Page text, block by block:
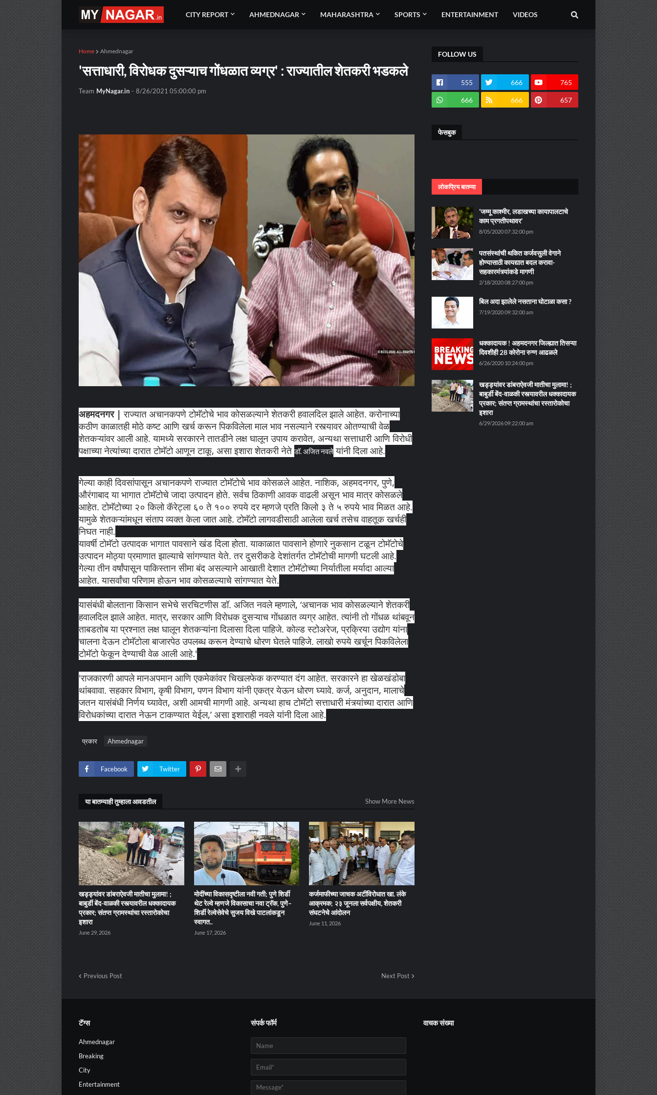
CITY REPORT AHMEDNAGAR MAHARASHTRA SPORTS ENTERTAINMENT VIDEOS
Home Ahmednagar
'सत्ताधारी, विरोधक दुसऱ्याच गोंधळात व्यग्र' : राज्यातील शेतकरी भडकले
Team MyNagar.in - 8/26/2021 05:00:00 pm
अहमदनगर |राज्यात अचानकपणे टोमॅटोचे भाव कोसळल्याने शेतकरी हवालदिल झाले आहेत. करोनाच्या
कठीण काळातही मोठे कष्ट आणि खर्च करून पिकविलेला माल भाव नसल्याने रस्त्यावर ओतण्याची वेळ
शेतकऱ्यांवर आली आहे. यामध्ये सरकारने तातडीने लक्ष घालून उपाय करावेत, अन्यथा सत्ताधारी आणि विरोधी
पक्षाच्या नेत्यांच्या दारात टोमॅटो आणून टाकू, असा इशारा शेतकरी नेते डॉ. अजित नवले यांनी दिला आहे.
गेल्या काही दिवसांपासून अचानकपणे राज्यात टोमॅटोचे भाव कोसळले आहेत. नाशिक, अहमदनगर, पुणे,
औरंगाबाद या भागात टोमॅटोचे जादा उत्पादन होते. सर्वच ठिकाणी आवक वाढली असून भाव मात्र कोसळले
आहेत. टोमॅटोच्या २० किलो कॅरेट्ला ६० ते १०० रुपये दर म्हणजे प्रति किलो ३ ते ५ रुपये भाव मिळत आहे.
यामुळे शेतकऱ्यांमधून संताप व्यक्त केला जात आहे. टोमॅटो लागवडीसाठी आलेला खर्च तसेच वाहतूक खर्चही
निघत नाही.
यावर्षी टोमॅटो उत्पादक भागात पावसाने खंड दिला होता. याकाळात पावसाने होणारे नुकसान टळून टोमॅटोचे
उत्पादन मोठ्या प्रमाणात झाल्याचे सांगण्यात येते. तर दुसरीकडे देशांतर्गत टोमॅटोची मागणी घटली आहे.
गेल्या तीन वर्षांपासून पाकिस्तान सीमा बंद असल्याने आखाती देशात टोमॅटोच्या निर्यातीला मर्यादा आल्या
आहेत. यासर्वांचा परिणाम होऊन भाव कोसळल्याचे सांगण्यात येते.
यासंबंधी बोलताना किसान सभेचे सरचिटणीस डॉ. अजित नवले म्हणाले, ‘अचानक भाव कोसळल्याने शेतकरी
हवालदिल झाले आहेत. मात्र, सरकार आणि विरोधक दुसऱ्याच गोंधळात व्यग्र आहेत. त्यांनी तो गोंधळ थांबवून
ताबडतोब या प्रश्नात लक्ष घालून शेतकऱ्यांना दिलासा दिला पाहिजे. कोल्ड स्टोअरेज, प्रक्रिया उद्योग यांना
चालना देऊन टोमॅटोला बाजारपेठ उपलब्ध करून देण्याचे धोरण घेतले पाहिजे. लाखो रुपये खर्चून पिकविलेला
टोमॅटो फेकून देण्याची वेळ आली आहे.'
'राजकारणी आपले मानअपमान आणि एकमेकांवर चिखलफेक करण्यात दंग आहेत. सरकारने हा खेळखंडोबा
थांबवावा. सहकार विभाग, कृषी विभाग, पणन विभाग यांनी एकत्र येऊन धोरण घ्यावे. कर्ज, अनुदान, मालाचे
जतन यासंबंधी निर्णय घ्यावेत, अशी आमची मागणी आहे. अन्यथा हाच टोमॅटो सत्ताधारी मंत्र्यांच्या दारात आणि
विरोधकांच्या दारात नेऊन टाकण्यात येईल,’ असा इशाराही नवले यांनी दिला आहे.
प्रकार Ahmednagar
Facebook Twitter
या बातम्याही तुम्हाला आवडतील Show More News
खड्ड्यांवर डांबराऐवजी मातीचा मुलामा! ;
बाबुर्डी बेंद-वाळकी रस्त्यावरील धक्कादायक
प्रकार; संतप्त ग्रामस्थांचा रस्तारोकोचा
इशारा
June 29, 2026
मोदींच्या विकासदृष्टीला नवी गती; पुणे शिर्डी
थेट रेल्वे म्हणजे विकासाचा नवा ट्रॅक, पुणे–
शिर्डी रेल्वेसेवेचे सुजय विखे पाटलांकडून
स्वागत..
June 17, 2026
कर्जमाफीच्या जाचक अटींविरोधात खा. लंके
आक्रमक; २३ जूनला सर्वपक्षीय, शेतकरी
संघटनेचे आंदोलन
June 11, 2026
Previous Post Next Post
FOLLOW US
555 666 765
666 666 657
फेसबुक
लोकप्रिय बातम्या
‘जम्मू काश्मीर, लडाखच्या कायापालटाचे
काम प्रगतीपथावर’
8/05/2020 07:32:00 pm
पतसंस्थांची थकित कर्जवसुली वेगाने
होण्यासाठी कायद्यात बदल करावा-
सहकारमंत्र्यांकडे मागणी
2/18/2020 08:27:00 pm
बिल अदा झालेले नसताना घोटाळा कसा ?
7/19/2020 09:32:00 am
धक्कादायक ! अहमदनगर जिल्ह्यात तिसऱ्या
दिवशीही 28 कोरोना रुग्ण आढळले
6/26/2020 10:24:00 pm
खड्ड्यांवर डांबराऐवजी मातीचा मुलामा! ;
बाबुर्डी बेंद-वाळकी रस्त्यावरील धक्कादायक
प्रकार; संतप्त ग्रामस्थांचा रस्तारोकोचा
इशारा
6/29/2026 09:22:00 am
टॅग्स
Ahmednagar
Breaking
City
Entertainment
संपर्क फॉर्म वाचक संख्या